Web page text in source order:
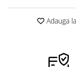
Adauga